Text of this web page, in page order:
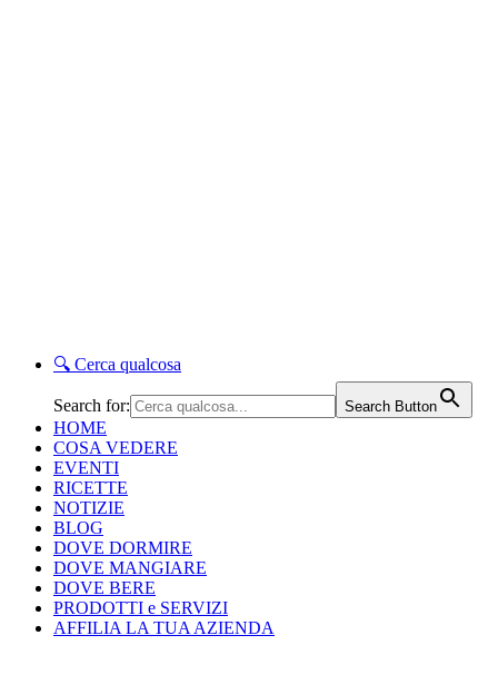
🔍 Cerca qualcosa
Search for: Search Button
HOME
COSA VEDERE
EVENTI
RICETTE
NOTIZIE
BLOG
DOVE DORMIRE
DOVE MANGIARE
DOVE BERE
PRODOTTI e SERVIZI
AFFILIA LA TUA AZIENDA